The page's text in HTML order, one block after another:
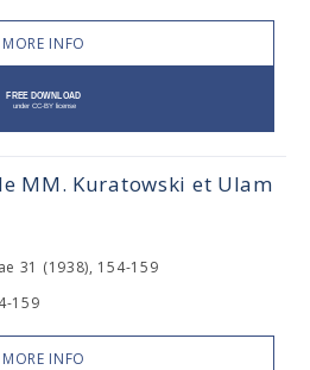
MORE INFO
MM. Kuratowski et Ulam
31 (1938), 154-159
159
MORE INFO